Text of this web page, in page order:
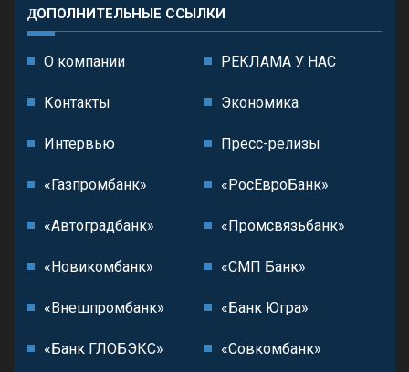
ДОПОЛНИТЕЛЬНЫЕ ССЫЛКИ
О компании РЕКЛАМА У НАС
Контакты Экономика
Интервью Пресс-релизы
«Газпромбанк» «РосЕвроБанк»
«Автоградбанк» «Промсвязьбанк»
«Новикомбанк» «СМП Банк»
«Внешпромбанк» «Банк Югра»
«Банк ГЛОБЭКС» «Совкомбанк»